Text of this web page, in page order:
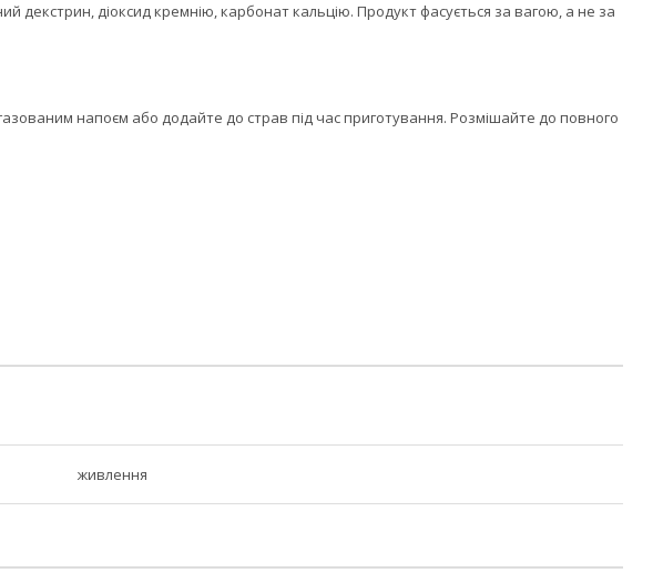
декстрин, діоксид кремнію, карбонат кальцію. Продукт фасується за вагою, а не за
напоєм або додайте до страв під час приготування. Розмішайте до повного
живлення